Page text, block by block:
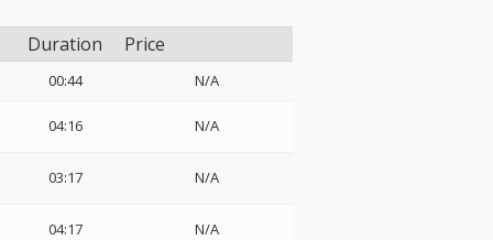
Duration Price
00:44 N/A
04:16 N/A
03:17 N/A
04:17 N/A